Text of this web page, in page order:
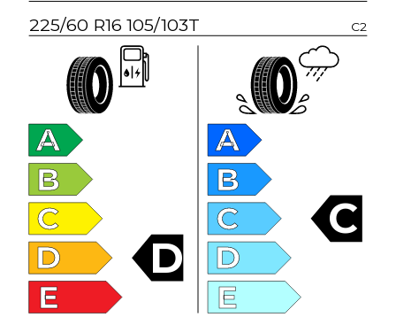
225/60 R16 105/103T C2
A
B
C
D
E
D
A
B
C
D
E
C